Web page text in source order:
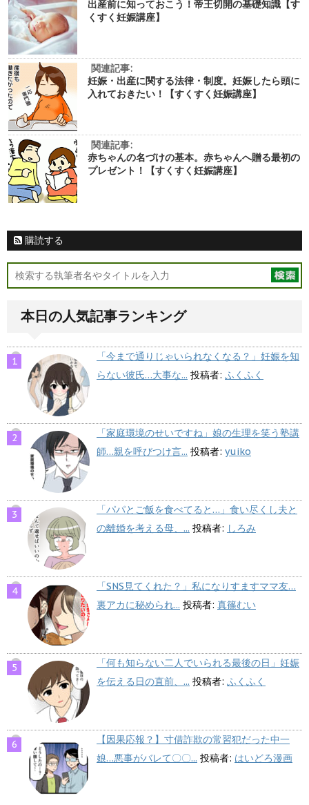
出産前に知っておこう！帝王切開の基礎知識【す
くすく妊娠講座】
関連記事:
妊娠・出産に関する法律・制度。妊娠したら頭に
入れておきたい！【すくすく妊娠講座】
関連記事:
赤ちゃんの名づけの基本。赤ちゃんへ贈る最初の
プレゼント！【すくすく妊娠講座】
購読する
本日の人気記事ランキング
「今まで通りじゃいられなくなる？」妊娠を知
らない彼氏…大事な... 投稿者: ふくふく
「家庭環境のせいですね」娘の生理を笑う塾講
師…親を呼びつけ言... 投稿者: yuiko
「パパとご飯を食べてると…」食い尽くし夫と
の離婚を考える母、... 投稿者: しろみ
「SNS見てくれた？」私になりすますママ友…
裏アカに秘められ... 投稿者: 真篠むい
「何も知らない二人でいられる最後の日」妊娠
を伝える日の直前、... 投稿者: ふくふく
【因果応報？】寸借詐欺の常習犯だった中一
娘…悪事がバレて〇〇... 投稿者: はいどろ漫画